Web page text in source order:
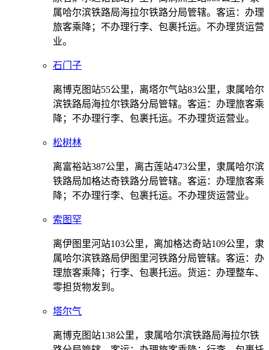
属哈尔滨铁路局海拉尔铁路分局管辖。客运：办理
旅客乘降；不办理行李、包裹托运。不办理货运营
业。
石门子
离博克图站55公里，离塔尔气站83公里，隶属哈尔
滨铁路局海拉尔铁路分局管辖。客运：办理旅客乘
降；不办理行李、包裹托运。不办理货运营业。
松树林
离富裕站387公里，离古莲站473公里，隶属哈尔滨
铁路局加格达奇铁路分局管辖。客运：办理旅客乘
降；不办理行李、包裹托运。不办理货运营业。
索图罕
离伊图里河站103公里，离加格达奇站109公里，隶
属哈尔滨铁路局伊图里河铁路分局管辖。客运：办
理旅客乘降；行李、包裹托运。货运：办理整车、
零担货物发到。
塔尔气
离博克图站138公里，隶属哈尔滨铁路局海拉尔铁